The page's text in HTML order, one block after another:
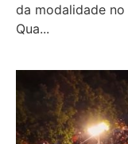
da modalidade
Qua...